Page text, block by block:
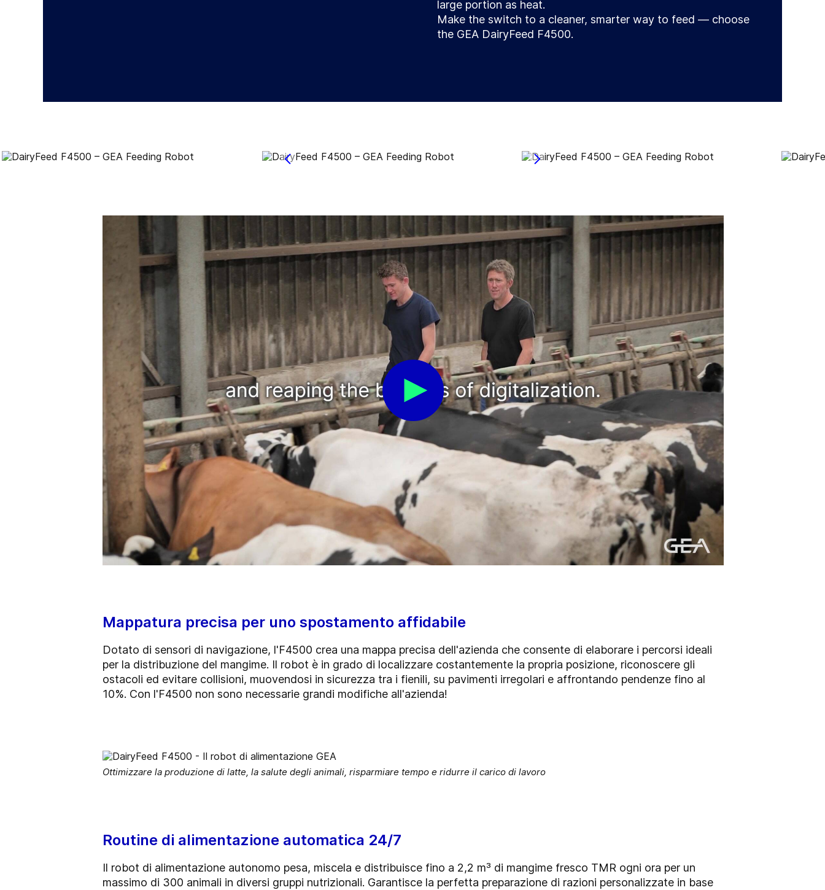
large portion as heat.
Make the switch to a cleaner, smarter way to feed — choose
the GEA DairyFeed F4500.
Mappatura precisa per uno spostamento affidabile
Dotato di sensori di navigazione, l'F4500 crea una mappa precisa dell'azienda che consente di elaborare i percorsi ideali
per la distribuzione del mangime. Il robot è in grado di localizzare costantemente la propria posizione, riconoscere gli
ostacoli ed evitare collisioni, muovendosi in sicurezza tra i fienili, su pavimenti irregolari e affrontando pendenze fino al
10%. Con l'F4500 non sono necessarie grandi modifiche all'azienda!
Ottimizzare la produzione di latte, la salute degli animali, risparmiare tempo e ridurre il carico di lavoro
Routine di alimentazione automatica 24/7
Il robot di alimentazione autonomo pesa, miscela e distribuisce fino a 2,2 m³ di mangime fresco TMR ogni ora per un
massimo di 300 animali in diversi gruppi nutrizionali. Garantisce la perfetta preparazione di razioni personalizzate in base